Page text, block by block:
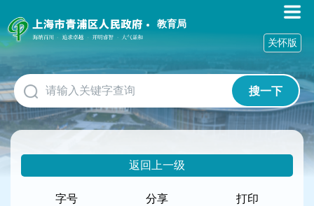
障
碍
作
说
明
跳
到
网
教育局
搜一下
关怀版
返回上一级
字号
分享 打印